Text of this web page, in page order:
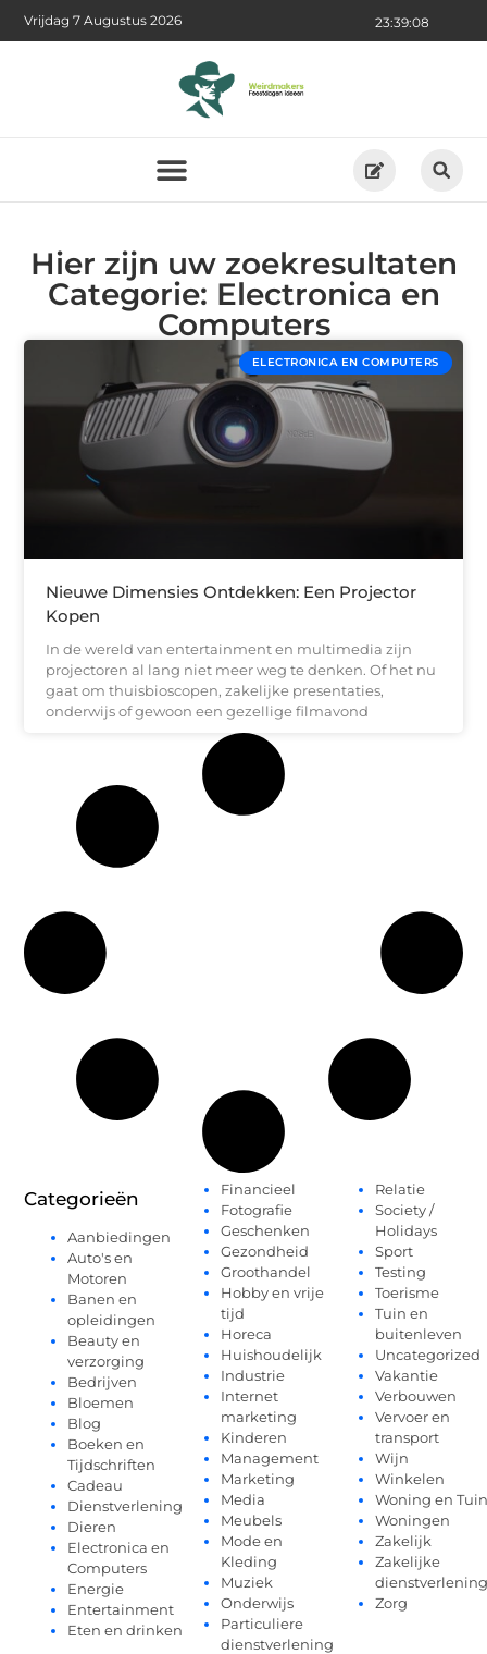
23:39:08
Vrijdag 7 Augustus 2026
Hier zijn uw zoekresultaten
Categorie: Electronica en
Computers
ELECTRONICA EN COMPUTERS
Nieuwe Dimensies Ontdekken: Een Projector
Kopen
In de wereld van entertainment en multimedia zijn
projectoren al lang niet meer weg te denken. Of het nu
gaat om thuisbioscopen, zakelijke presentaties,
onderwijs of gewoon een gezellige filmavond
Categorieën
Aanbiedingen
Auto's en
Motoren
Banen en
opleidingen
Beauty en
verzorging
Bedrijven
Bloemen
Blog
Boeken en
Tijdschriften
Cadeau
Dienstverlening
Dieren
Electronica en
Computers
Energie
Entertainment
Eten en drinken
Financieel
Fotografie
Geschenken
Gezondheid
Groothandel
Hobby en vrije
tijd
Horeca
Huishoudelijk
Industrie
Internet
marketing
Kinderen
Management
Marketing
Media
Meubels
Mode en
Kleding
Muziek
Onderwijs
Particuliere
dienstverlening
Relatie
Society /
Holidays
Sport
Testing
Toerisme
Tuin en
buitenleven
Uncategorized
Vakantie
Verbouwen
Vervoer en
transport
Wijn
Winkelen
Woning en Tuin
Woningen
Zakelijk
Zakelijke
dienstverlening
Zorg